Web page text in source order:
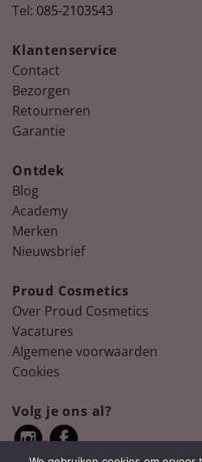
Tel: 085-2103543
Klantenservice
Contact
Bezorgen
Retourneren
Garantie
Ontdek
Blog
Academy
Merken
Nieuwsbrief
Proud Cosmetics
Over Proud Cosmetics
Vacatures
Algemene voorwaarden
Cookies
Volg je ons al?